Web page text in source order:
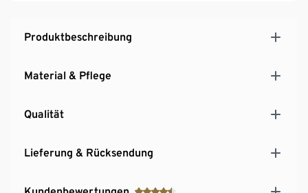
Produktbeschreibung
Material & Pflege
Qualität
Lieferung & Rücksendung